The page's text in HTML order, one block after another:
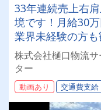
33年連続売上右
境です！月給30
業界未経験の方
株式会社樋口物流
ター
動画あり 交通費支給